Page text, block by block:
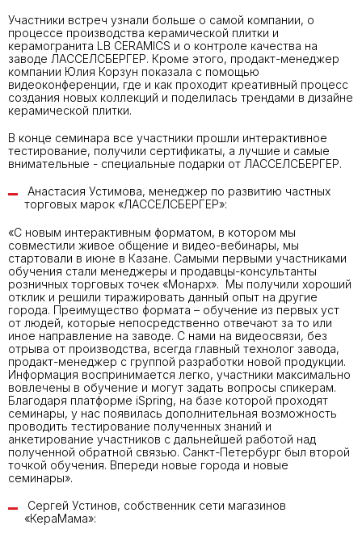
Участники встреч узнали больше о самой компании, о
процессе производства керамической плитки и
керамогранита LB CERAMICS и о контроле качества на
заводе ЛАССЕЛСБЕРГЕР. Кроме этого, продакт-менеджер
компании Юлия Корзун показала с помощью
видеоконференции, где и как проходит креативный процесс
создания новых коллекций и поделилась трендами в дизайне
керамической плитки.
В конце семинара все участники прошли интерактивное
тестирование, получили сертификаты, а лучшие и самые
внимательные - специальные подарки от ЛАССЕЛСБЕРГЕР.
Анастасия Устимова, менеджер по развитию частных
торговых марок «ЛАССЕЛСБЕРГЕР»:
«С новым интерактивным форматом, в котором мы
совместили живое общение и видео-вебинары, мы
стартовали в июне в Казане. Самыми первыми участниками
обучения стали менеджеры и продавцы-консультанты
розничных торговых точек «Монарх». Мы получили хороший
отклик и решили тиражировать данный опыт на другие
города. Преимущество формата – обучение из первых уст
от людей, которые непосредственно отвечают за то или
иное направление на заводе. С нами на видеосвязи, без
отрыва от производства, всегда главный технолог завода,
продакт-менеджер с группой разработки новой продукции.
Информация воспринимается легко, участники максимально
вовлечены в обучение и могут задать вопросы спикерам.
Благодаря платформе iSpring, на базе которой проходят
семинары, у нас появилась дополнительная возможность
проводить тестирование полученных знаний и
анкетирование участников с дальнейшей работой над
полученной обратной связью. Санкт-Петербург был второй
точкой обучения. Впереди новые города и новые
семинары».
Сергей Устинов, собственник сети магазинов
«КераМама»: